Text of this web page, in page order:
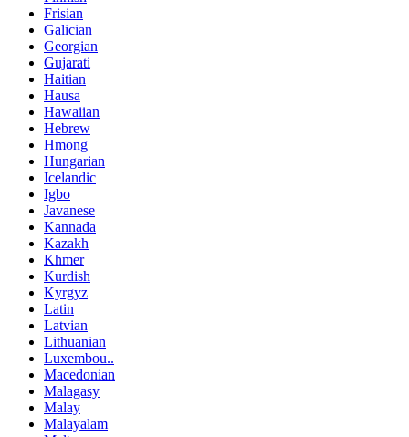
Frisian
Galician
Georgian
Gujarati
Haitian
Hausa
Hawaiian
Hebrew
Hmong
Hungarian
Icelandic
Igbo
Javanese
Kannada
Kazakh
Khmer
Kurdish
Kyrgyz
Latin
Latvian
Lithuanian
Luxembou..
Macedonian
Malagasy
Malay
Malayalam